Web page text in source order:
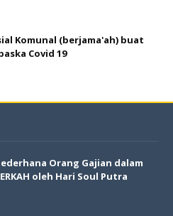
Komunal (berjama'ah) buat
Covid 19
Orang Gajian dalam
oleh Hari Soul Putra